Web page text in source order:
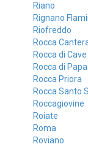
Riano
Rignano
Riofreddo
Rocca
Rocca di Cave
Rocca di Papa
Rocca Priora
Rocca Santo
Roccagiovine
Roiate
Roma
Roviano